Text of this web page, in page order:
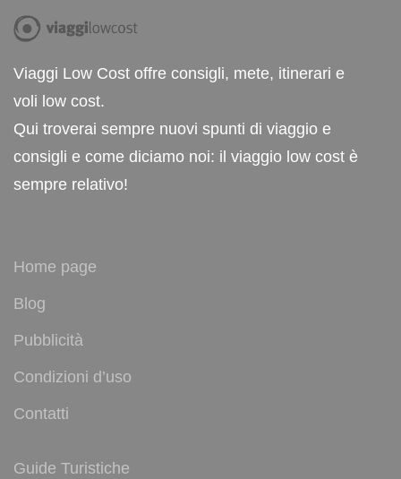
Viaggi Low Cost offre consigli, mete, itinerari e
voli low cost.
Qui troverai sempre nuovi spunti di viaggio e
consigli e come diciamo noi: il viaggio low cost è
sempre relativo!
Home page
Blog
Pubblicità
Condizioni d’uso
Contatti
Guide Turistiche